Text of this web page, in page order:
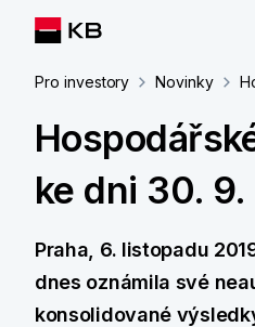
Pro investory Novinky
ke dni 30. 9.
Praha, 6. listopadu
dnes oznámila své
konsolidované